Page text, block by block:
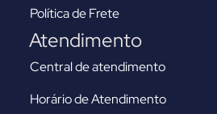
Política de Frete
Atendimento
Central de atendimento
Horário de Atendimento